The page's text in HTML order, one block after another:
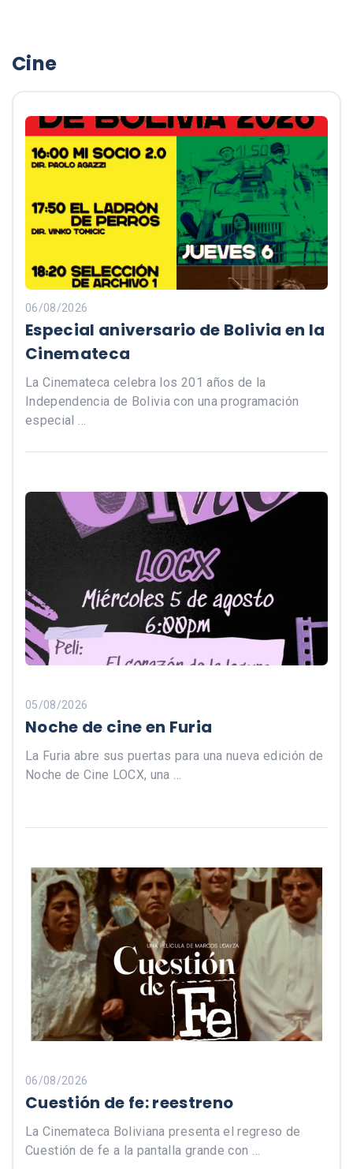
Cine
06/08/2026
Especial aniversario de Bolivia en la
Cinemateca
La Cinemateca celebra los 201 años de la
Independencia de Bolivia con una programación
especial …
05/08/2026
Noche de cine en Furia
La Furia abre sus puertas para una nueva edición de
Noche de Cine LOCX, una …
06/08/2026
Cuestión de fe: reestreno
La Cinemateca Boliviana presenta el regreso de
Cuestión de fe a la pantalla grande con …